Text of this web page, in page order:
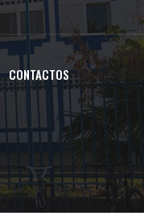
CONTACTOS